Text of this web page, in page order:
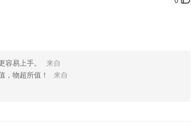
容易上手。
来自
，物超所值！
来自